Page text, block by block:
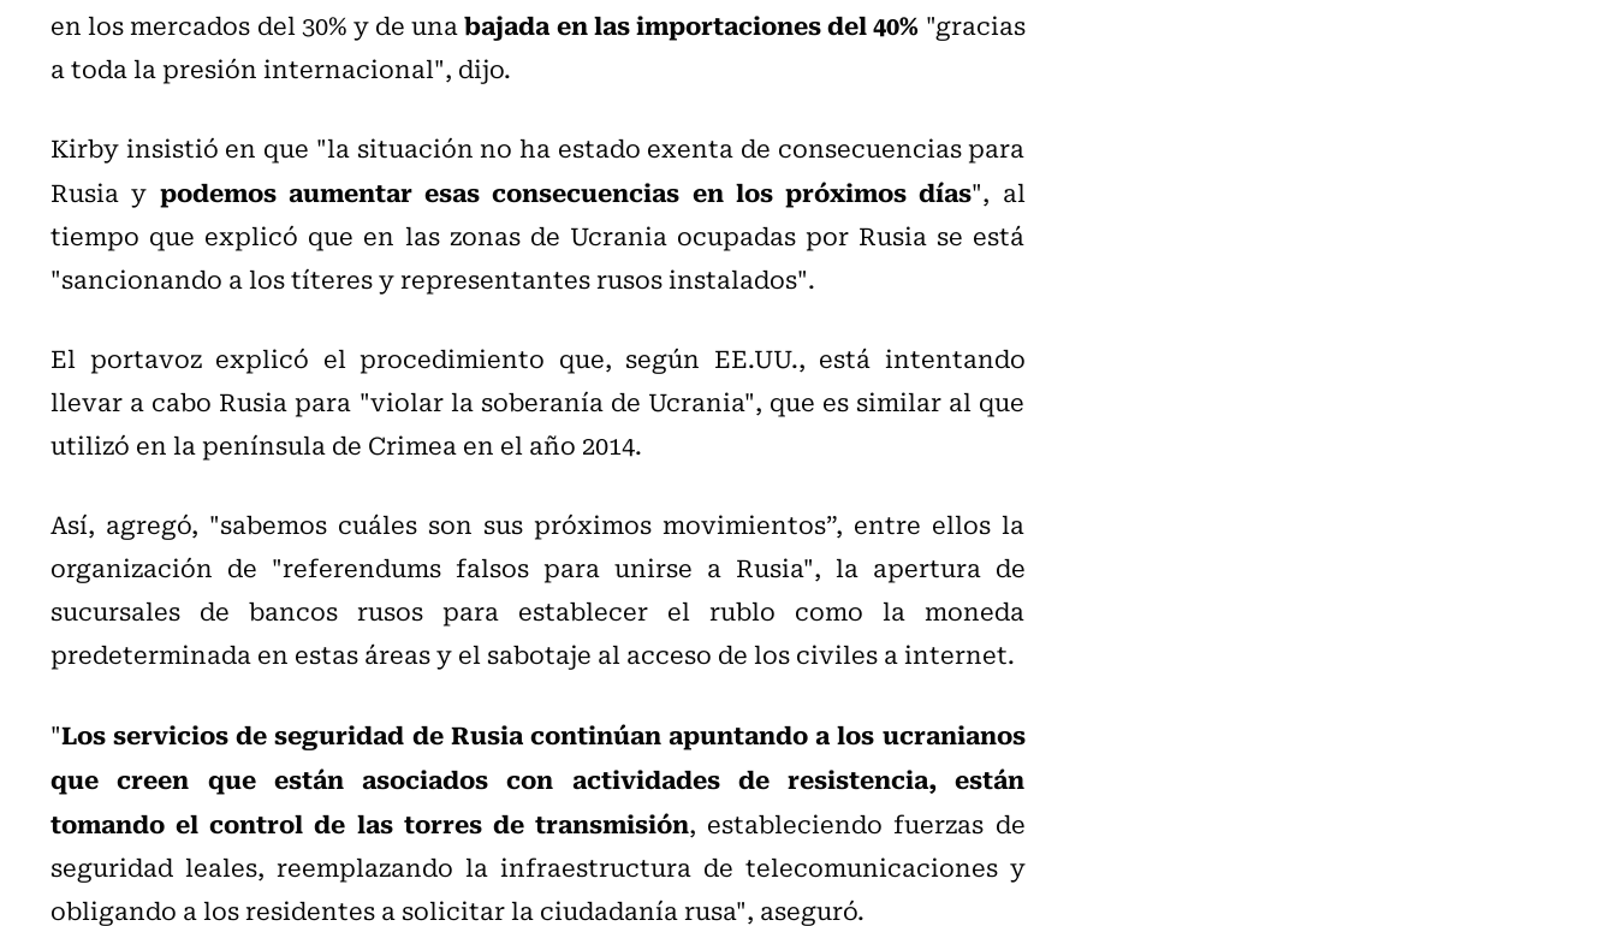
en los mercados del 30% y de unabajada en las importaciones del 40% "gracias
a toda la presión internacional", dijo.
Kirby insistió en que "la situación no ha estado exenta de consecuencias para
Rusia y podemos aumentar esas consecuencias en los próximos días", al
tiempo que explicó que en las zonas de Ucrania ocupadas por Rusia se está
"sancionando a los títeres y representantes rusos instalados".
El portavoz explicó el procedimiento que, según EE.UU., está intentando
llevar a cabo Rusia para "violar la soberanía de Ucrania", que es similar al que
utilizó en la península de Crimea en el año 2014.
Así, agregó, "sabemos cuáles son sus próximos movimientos”, entre ellos la
organización de "referendums falsos para unirse a Rusia", la apertura de
sucursales de bancos rusos para establecer el rublo como la moneda
predeterminada en estas áreas y el sabotaje al acceso de los civiles a internet.
"Los servicios de seguridad de Rusia continúan apuntando a los ucranianos
que creen que están asociados con actividades de resistencia, están
tomando el control de las torres de transmisión, estableciendo fuerzas de
seguridad leales, reemplazando la infraestructura de telecomunicaciones y
obligando a los residentes a solicitar la ciudadanía rusa", aseguró.